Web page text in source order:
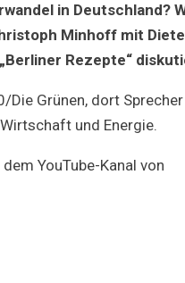
für
den
Wandel?
–
„Berliner
mit
Janecek
in Deutschland?
Minhoff mit
Rezepte“
Die Grünen, dort
und Energie.
YouTube-Kanal von